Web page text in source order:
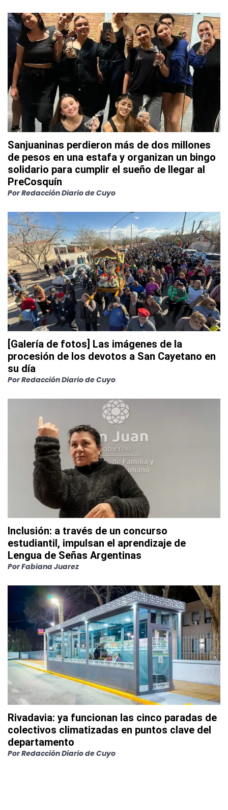
Sanjuaninas perdieron más de dos millones
de pesos en una estafa y organizan un bingo
solidario para cumplir el sueño de llegar al
PreCosquín
PorRedacción Diario de Cuyo
[Galería de fotos] Las imágenes de la
procesión de los devotos a San Cayetano en
su día
PorRedacción Diario de Cuyo
Inclusión: a través de un concurso
estudiantil, impulsan el aprendizaje de
Lengua de Señas Argentinas
PorFabiana Juarez
Rivadavia: ya funcionan las cinco paradas de
colectivos climatizadas en puntos clave del
departamento
PorRedacción Diario de Cuyo